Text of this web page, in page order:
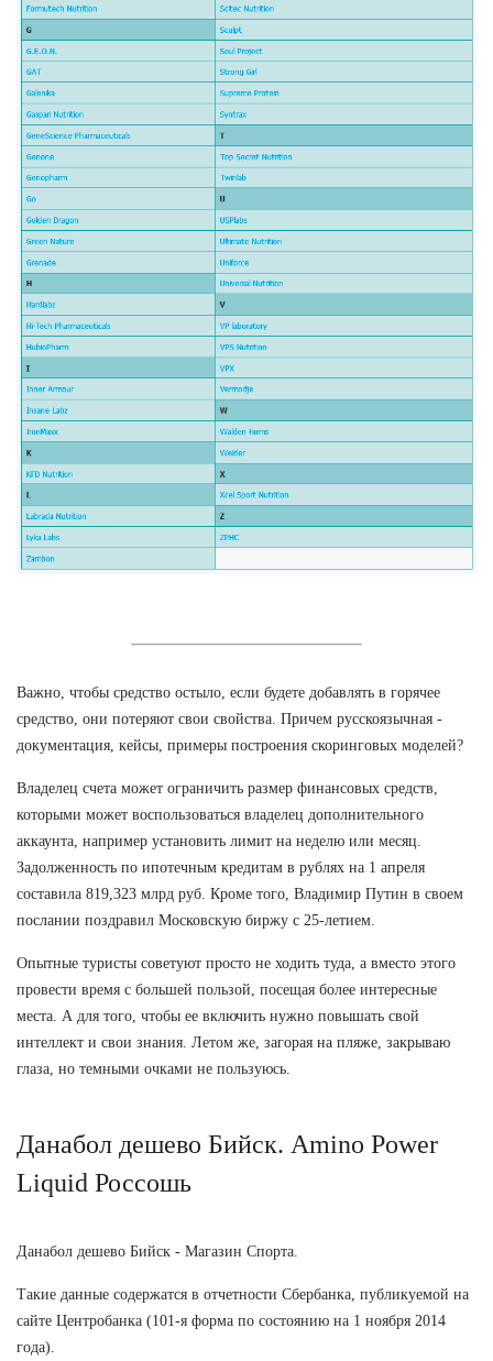
Важно, чтобы средство остыло, если будете добавлять в горячее
средство, они потеряют свои свойства. Причем русскоязычная -
документация, кейсы, примеры построения скоринговых моделей?
Владелец счета может ограничить размер финансовых средств,
которыми может воспользоваться владелец дополнительного
аккаунта, например установить лимит на неделю или месяц.
Задолженность по ипотечным кредитам в рублях на 1 апреля
составила 819,323 млрд руб. Кроме того, Владимир Путин в своем
послании поздравил Московскую биржу с 25-летием.
Опытные туристы советуют просто не ходить туда, а вместо этого
провести время с большей пользой, посещая более интересные
места. А для того, чтобы ее включить нужно повышать свой
интеллект и свои знания. Летом же, загорая на пляже, закрываю
глаза, но темными очками не пользуюсь.
Данабол дешево Бийск. Amino Power
Liquid Россошь
Данабол дешево Бийск - Магазин Спорта.
Такие данные содержатся в отчетности Сбербанка, публикуемой на
сайте Центробанка (101-я форма по состоянию на 1 ноября 2014
года).